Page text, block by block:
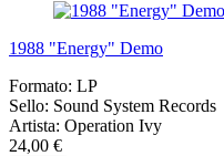
1988 "Energy" Demo
Formato: LP
Sello: Sound System Records
Artista: Operation Ivy
24,00 €